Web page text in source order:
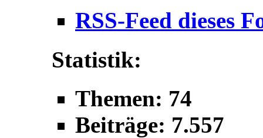
RSS-Feed dieses
Statistik:
Themen: 74
Beiträge: 7.557